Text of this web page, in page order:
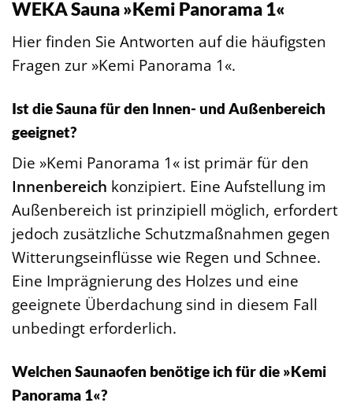
WEKA Sauna »Kemi Panorama 1«
Hier finden Sie Antworten auf die häufigsten
Fragen zur »Kemi Panorama 1«.
Ist die Sauna für den Innen- und Außenbereich
geeignet?
Die »Kemi Panorama 1« ist primär für den
Innenbereich konzipiert. Eine Aufstellung im
Außenbereich ist prinzipiell möglich, erfordert
jedoch zusätzliche Schutzmaßnahmen gegen
Witterungseinflüsse wie Regen und Schnee.
Eine Imprägnierung des Holzes und eine
geeignete Überdachung sind in diesem Fall
unbedingt erforderlich.
Welchen Saunaofen benötige ich für die »Kemi
Panorama 1«?